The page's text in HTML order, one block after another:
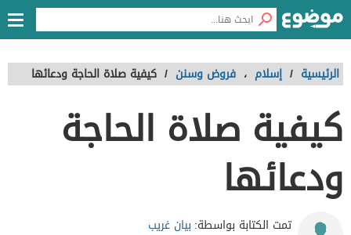
الرئيسية / إسلام ، فروض وسنن / كيفية صلاة الحاجة ودعائها
كيفية صلاة الحاجة
ودعائها
تمت الكتابة بواسطة: بيان غريب